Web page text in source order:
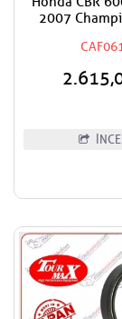
2007